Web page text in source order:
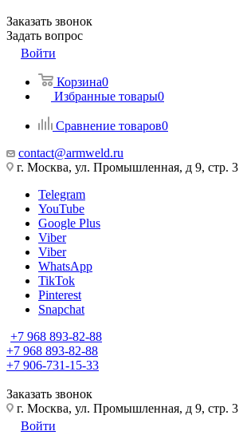
Заказать звонок
Задать вопрос
Войти
Корзина0
Избранные товары0
Сравнение товаров0
contact@armweld.ru
г. Москва, ул. Промышленная, д 9, стр. 3
Telegram
YouTube
Google Plus
Viber
Viber
WhatsApp
TikTok
Pinterest
Snapchat
+7 968 893-82-88
+7 968 893-82-88
+7 906-731-15-33
Заказать звонок
г. Москва, ул. Промышленная, д 9, стр. 3
Войти